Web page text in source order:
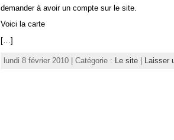
demander à avoir un compte sur le site.
Voici la carte
[…]
lundi 8 février 2010 | Catégorie : Le site| Laisser